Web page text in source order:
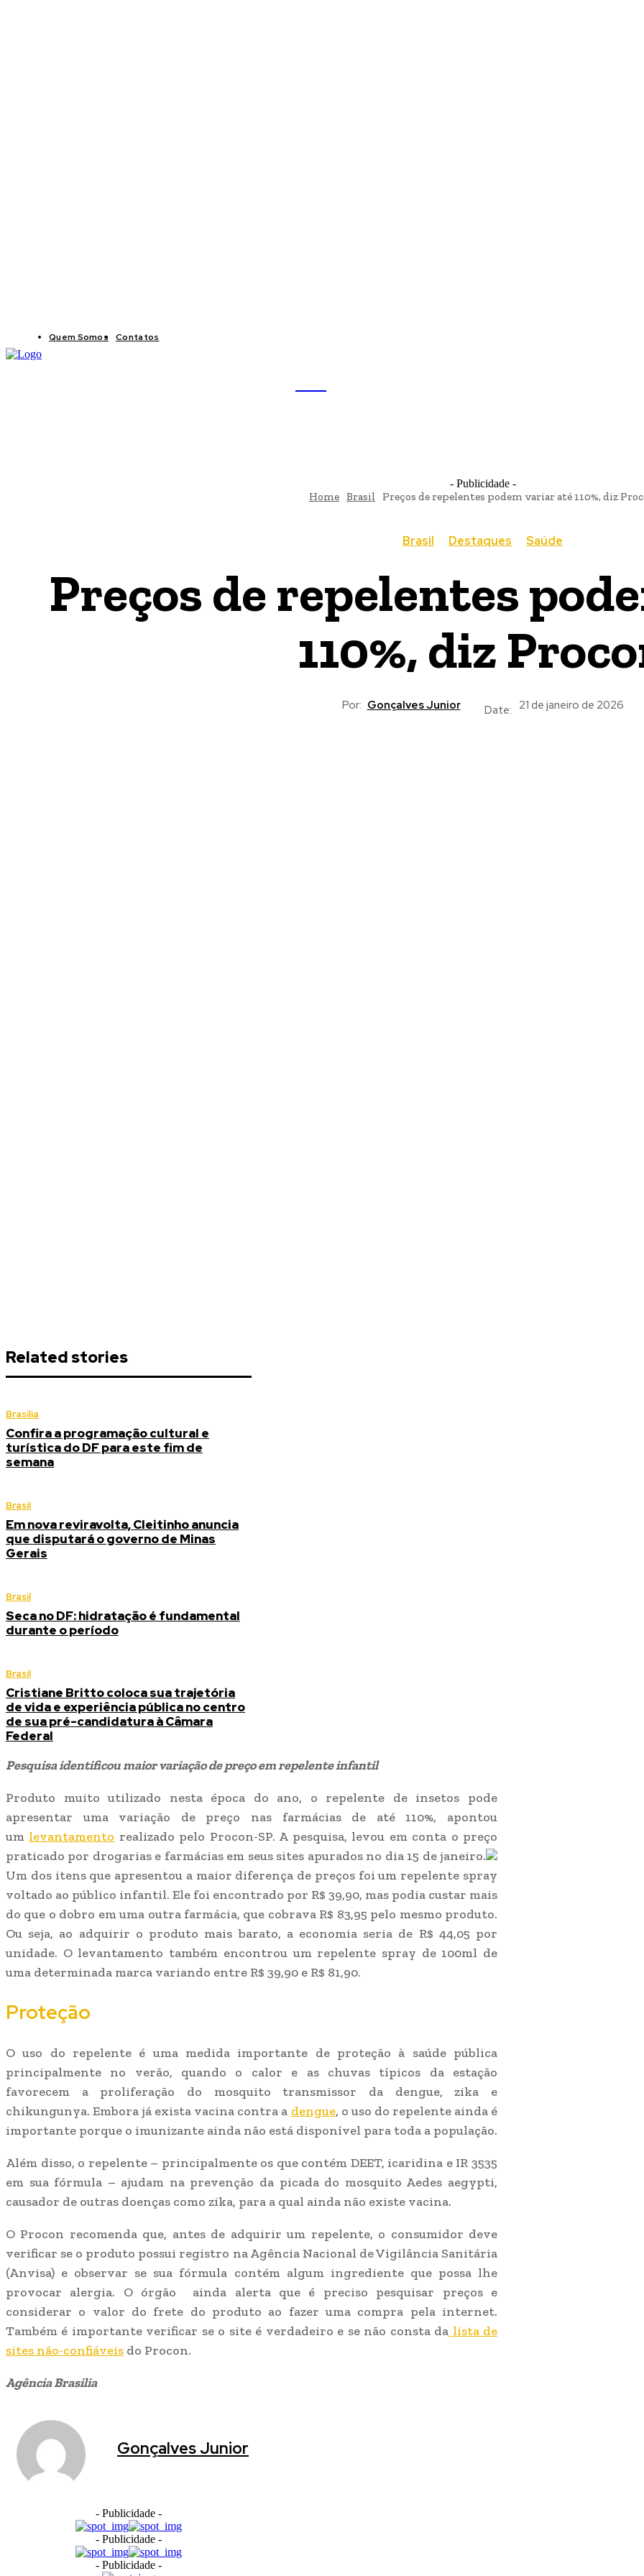
Quem Somos Contatos
- Publicidade -
Home Brasil Preços de repelentes podem variar até 110%, diz
Brasil Destaques Saúde
Preços de repelentes
110%, diz
Por: Gonçalves Junior Date: 21 de janeiro de 2026
Related stories
Brasília
Confira a programação cultural e
turística do DF para este fim de
semana
Brasil
Em nova reviravolta, Cleitinho anuncia
que disputará o governo de Minas
Gerais
Brasil
Seca no DF: hidratação é fundamental
durante o período
Brasil
Cristiane Britto coloca sua trajetória
de vida e experiência pública no centro
de sua pré-candidatura à Câmara
Federal
Pesquisa identificou maior variação de preço em repelente infantil
Produto muito utilizado nesta época do ano, o repelente de insetos pode
apresentar uma variação de preço nas farmácias de até 110%, apontou
um levantamento realizado pelo Procon-SP. A pesquisa, levou em conta o preço
praticado por drogarias e farmácias em seus sites apurados no dia 15 de janeiro.
Um dos itens que apresentou a maior diferença de preços foi um repelente spray
voltado ao público infantil. Ele foi encontrado por R$ 39,90, mas podia custar mais
do que o dobro em uma outra farmácia, que cobrava R$ 83,95 pelo mesmo produto.
Ou seja, ao adquirir o produto mais barato, a economia seria de R$ 44,05 por
unidade. O levantamento também encontrou um repelente spray de 100ml de
uma determinada marca variando entre R$ 39,90 e R$ 81,90.
Proteção
O uso do repelente é uma medida importante de proteção à saúde pública
principalmente no verão, quando o calor e as chuvas típicos da estação
favorecem a proliferação do mosquito transmissor da dengue, zika e
chikungunya. Embora já exista vacina contra a dengue, o uso do repelente ainda é
importante porque o imunizante ainda não está disponível para toda a população.
Além disso, o repelente – principalmente os que contém DEET, icaridina e IR 3535
em sua fórmula – ajudam na prevenção da picada do mosquito Aedes aegypti,
causador de outras doenças como zika, para a qual ainda não existe vacina.
O Procon recomenda que, antes de adquirir um repelente, o consumidor deve
verificar se o produto possui registro na Agência Nacional de Vigilância Sanitária
(Anvisa) e observar se sua fórmula contém algum ingrediente que possa lhe
provocar alergia. O órgão ainda alerta que é preciso pesquisar preços e
considerar o valor do frete do produto ao fazer uma compra pela internet.
Também é importante verificar se o site é verdadeiro e se não consta da lista de
sites não-confiáveis do Procon.
Agência Brasilia
Gonçalves Junior
- Publicidade -
- Publicidade -
- Publicidade -